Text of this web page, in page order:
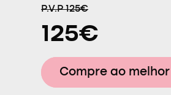
P.V.P 125€
125€
Compre ao